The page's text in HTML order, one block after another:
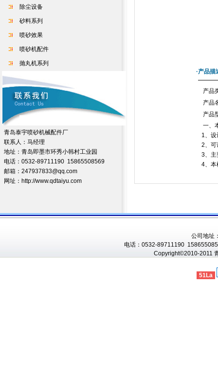
除尘设备
砂料系列
喷砂效果
喷砂机配件
抛丸机系列
青岛泰宇喷砂机械配件厂
联系人：马经理
地址：青岛即墨市环秀小韩村工业园
电话：0532-89711190 15865508569
邮箱：247937833@qq.com
网址：http://www.qdtaiyu.com
·产品描
产品
产品
产品
一、
1、
2、可
3、主
4、本
公司地址
电话：0532-89711190
Copyright©2010-2011
51La